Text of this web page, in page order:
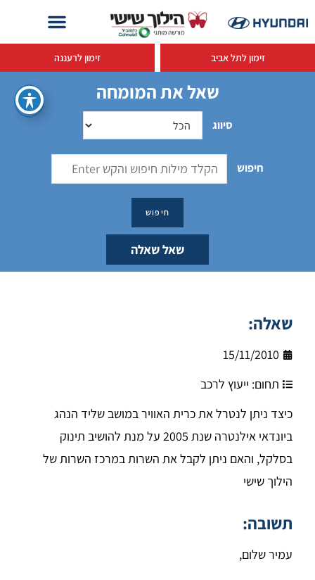
זימון לתל אביב זימון לרעננה
שאל את המומחה
סיווג
חיפוש
שאל שאלה
שאלה:
15/11/2010
תחום: ייעוץ לרכב
כיצד ניתן לנטרל את כרית האוויר במושב שליד הנהג
ביונדאי אילנטרה שנת 2005 על מנת להושיב תינוק
בסלקל, והאם ניתן לקבל את השרות במרכז השרות של
הילוך שישי
תשובה:
עמיר שלום,